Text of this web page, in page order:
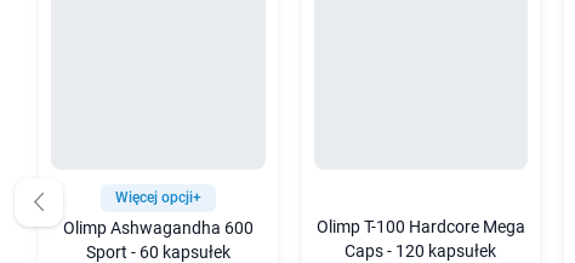
Więcej opcji+
Olimp Ashwagandha 600
Sport - 60 kapsułek
Olimp T-100 Hardcore Mega
Caps - 120 kapsułek